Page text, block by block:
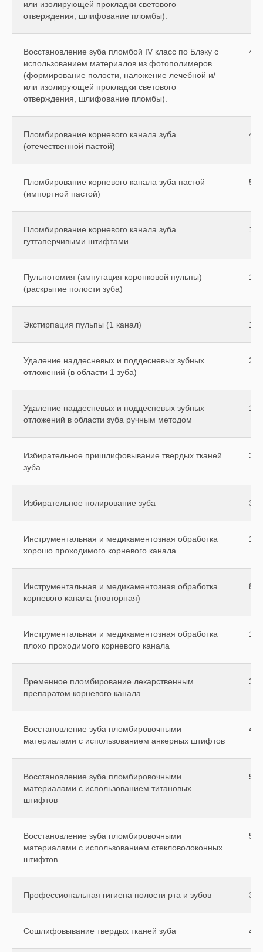
или изолирующей прокладки светового
отверждения, шлифование пломбы).
Восстановление зуба пломбой IV класс по Блэку с
использованием материалов из фотополимеров
(формирование полости, наложение лечебной и/
или изолирующей прокладки светового
отверждения, шлифование пломбы).
Пломбирование корневого канала зуба
(отечественной пастой)
Пломбирование корневого канала зуба пастой
(импортной пастой)
Пломбирование корневого канала зуба
гуттаперчивыми штифтами
Пульпотомия (ампутация коронковой пульпы)
(раскрытие полости зуба)
Экстирпация пульпы (1 канал)
Удаление наддесневых и поддесневых зубных
отложений (в области 1 зуба)
Удаление наддесневых и поддесневых зубных
отложений в области зуба ручным методом
Избирательное пришлифовывание твердых тканей
зуба
Избирательное полирование зуба
Инструментальная и медикаментозная обработка
хорошо проходимого корневого канала
Инструментальная и медикаментозная обработка
корневого канала (повторная)
Инструментальная и медикаментозная обработка
плохо проходимого корневого канала
Временное пломбирование лекарственным
препаратом корневого канала
Восстановление зуба пломбировочными
материалами с использованием анкерных штифтов
Восстановление зуба пломбировочными
материалами с использованием титановых
штифтов
Восстановление зуба пломбировочными
материалами с использованием стекловолоконных
штифтов
Профессиональная гигиена полости рта и зубов
Сошлифовывание твердых тканей зуба